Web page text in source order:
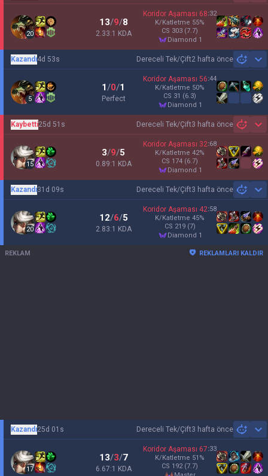
20
13/9/8
2.33:1 KDA
Koridor Aşaması 68:32
K/Katletme 55%
CS 303 (7.7)
diamond 1
Dereceli Tek/Çift2 hafta önce
Kazandı4d 53s
5
1/0/1
Perfect
Koridor Aşaması 56:44
K/Katletme 50%
CS 31 (6.3)
diamond 1
Dereceli Tek/Çift3 hafta önce
Kaybetti25d 51s
15
3/9/5
0.89:1 KDA
Koridor Aşaması 32:68
K/Katletme 42%
CS 174 (6.7)
diamond 1
Dereceli Tek/Çift3 hafta önce
Kazandı31d 09s
20
12/6/5
2.83:1 KDA
Koridor Aşaması 42:58
K/Katletme 45%
CS 219 (7)
diamond 1
REKLAM REKLAMLARI KALDIR
Dereceli Tek/Çift3 hafta önce
Kazandı25d 01s
17
13/3/7
6.67:1 KDA
Koridor Aşaması 67:33
K/Katletme 51 %
CS 192 (7.7)